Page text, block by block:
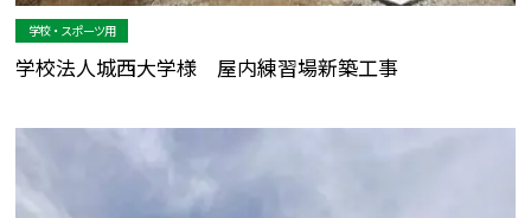
学校・スポーツ用
学校法人城西大学様 屋内練習場新築工事